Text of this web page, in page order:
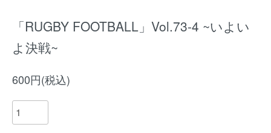
「RUGBY FOOTBALL」Vol.73-4 ~いよい
よ決戦~
600円(税込)